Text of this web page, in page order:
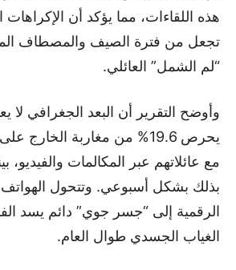
هذه اللقاءات، مما يؤكد أن الإكراهات
تجعل من فترة الصيف والمصطاف
“لم الشمل” العائلي.
وأوضح التقرير أن البعد الجغرافي لا
يحرص 19.6% من مغاربة الخارج
بذلك بشكل أسبوعي. وتتحول
الرقمية إلى “جسر جوي” دائم يسد
الغياب الجسدي طوال العام.